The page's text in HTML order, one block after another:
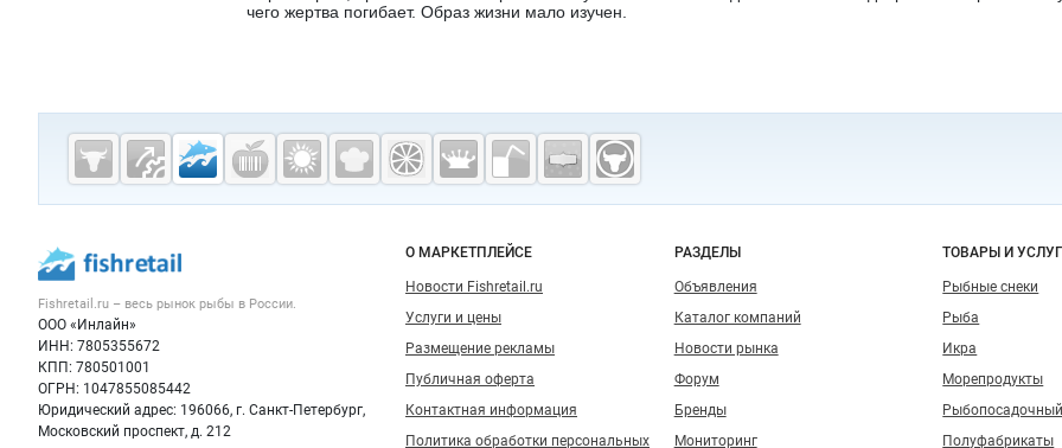
чего жертва погибает. Образ жизни мало изучен.
Дополнительная информация
Cсылки на полезные проекты
Fishretail.ru —
рыба,
Важные разделы и контакты
Fishretail.ru – весь рынок рыбы в России.
ООО «Инлайн»
ИНН: 7805355672
КПП: 780501001
ОГРН: 1047855085442
Юридический адрес: 196066, г. Санкт-Петербург,
Московский проспект, д. 212
Навигация по сайту
О МАРКЕТПЛЕЙСЕ
Новости Fishretail.ru
Услуги и цены
Размещение рекламы
Публичная оферта
Контактная информация
Политика обработки персональных
РАЗДЕЛЫ
Объявления
Каталог компаний
Новости рынка
Форум
Бренды
Мониторинг
ТОВАРЫ И
Рыбные снеки
Рыба
Икра
Морепродукты
Полуфабрикаты